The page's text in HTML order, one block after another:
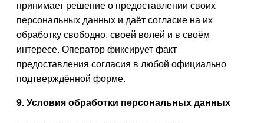
принимает решение о предоставлении своих
персональных данных и даёт согласие на их
обработку свободно, своей волей и в своём
интересе. Оператор фиксирует факт
предоставления согласия в любой официально
подтверждённой форме.
9. Условия обработки персональных данных